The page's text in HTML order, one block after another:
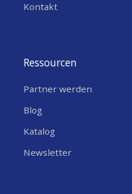
Kontakt
Ressourcen
Partner werden
Blog
Katalog
Newsletter